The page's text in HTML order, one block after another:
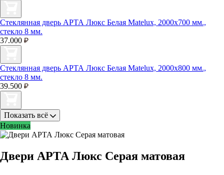
Стеклянная дверь АРТА Люкс Белая Matelux, 2000х700 мм.,
стекло 8 мм.
37.000
Стеклянная дверь АРТА Люкс Белая Matelux, 2000х800 мм.,
стекло 8 мм.
39.500
Показать всё
Новинка
Двери АРТА Люкс Серая матовая